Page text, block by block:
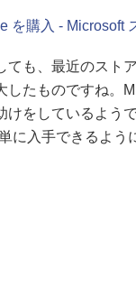
を購入 - Microsoft
も、最近のスト
したものですね。
けをしているよう
に入手できるよう